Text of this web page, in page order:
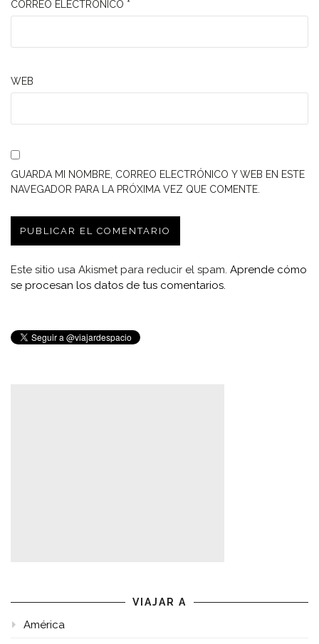
CORREO ELECTRÓNICO *
WEB
GUARDA MI NOMBRE, CORREO ELECTRÓNICO Y WEB EN ESTE
NAVEGADOR PARA LA PRÓXIMA VEZ QUE COMENTE.
Este sitio usa Akismet para reducir el spam. Aprende cómo
se procesan los datos de tus comentarios.
VIAJAR A
América